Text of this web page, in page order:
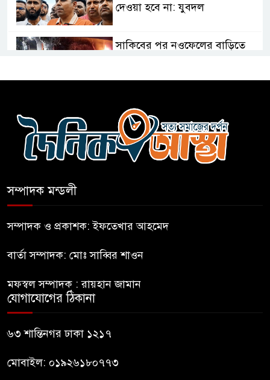
দেওয়া হবে না: যুবদল
সাকিবের পর নওফেলের বাড়িতে
আহত-১০
বন্যায় পাটগ্রামে সড়ক ভেঙে
চালাচ্ছেন তারেক: কাদের সিদ্দিকী
জুলাই জাদুঘরে টিকিট জালিয়াতি!
সম্পাদক মন্ডলী
সম্পাদক ও প্রকাশক: ইফতেখার আহমেদ
বার্তা সম্পাদক: মোঃ সাব্বির শাওন
মফস্বল সম্পাদক : রায়হান জামান
যোগাযোগের ঠিকানা
৬৩ শান্তিনগর ঢাকা ১২১৭
মোবাইল: ০১৯২৬১৮০৭৭৩